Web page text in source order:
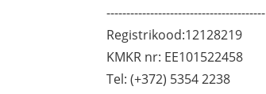
----------------------------------------
Registrikood:12128219
KMKR nr: EE101522458
Tel: (+372) 5354 2238